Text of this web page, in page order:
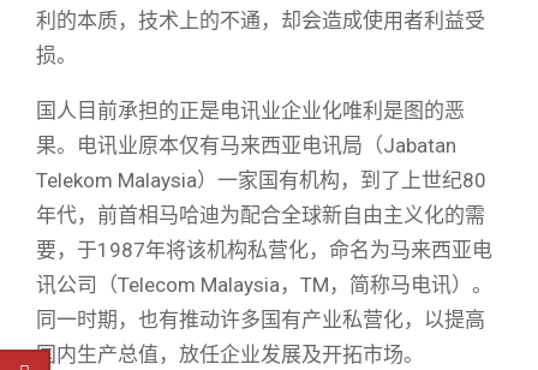
利的本质，技术上的不通，却会造成使用者利益受
损。
国人目前承担的正是电讯业企业化唯利是图的恶
果。电讯业原本仅有马来西亚电讯局（Jabatan
Telekom Malaysia）一家国有机构，到了上世纪80
年代，前首相马哈迪为配合全球新自由主义化的需
要，于1987年将该机构私营化，命名为马来西亚电
讯公司（Telecom Malaysia，TM，简称马电讯）。
同一时期，也有推动许多国有产业私营化，以提高
国内生产总值，放任企业发展及开拓市场。